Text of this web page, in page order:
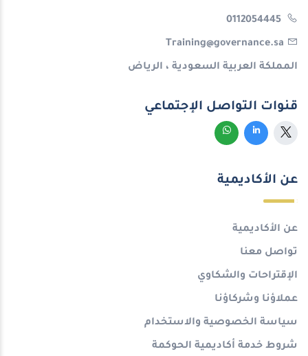
Training@governance.sa
المملكة العربية السعودية ، الرياض
قنوات التواصل الإجتماعي
عن الأكاديمية
عن الأكاديمية
تواصل معنا
الإقتراحات والشكاوي
عملاؤنا وشركاؤنا
سياسة الخصوصية والاستخدام
شروط خدمة أكاديمية الحوكمة